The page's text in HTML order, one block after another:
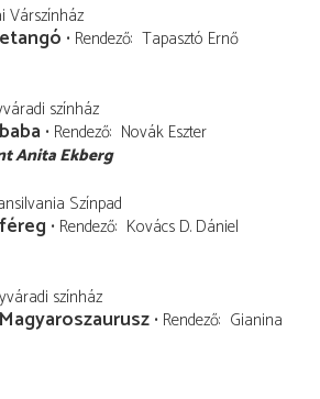
Várszínház
Rendező Tapasztó Ernő
színház
Rendező Novák Eszter
Anita Ekberg
Színpad
Rendező Kovács D. Dániel
színház
Magyaroszaurusz Rendező Gianina